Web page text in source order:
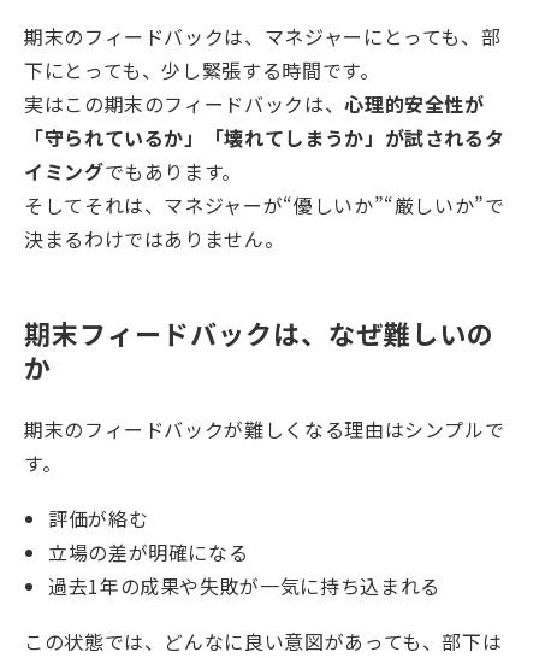
期末のフィードバックは、マネジャーにとっても、部
下にとっても、少し緊張する時間です。
実はこの期末のフィードバックは、心理的安全性が
「守られているか」「壊れてしまうか」が試されるタ
イミングでもあります。
そしてそれは、マネジャーが“優しいか”“厳しいか”で
決まるわけではありません。
期末フィードバックは、なぜ難しいの
か
期末のフィードバックが難しくなる理由はシンプルで
す。
評価が絡む
立場の差が明確になる
過去1年の成果や失敗が一気に持ち込まれる
この状態では、どんなに良い意図があっても、部下は